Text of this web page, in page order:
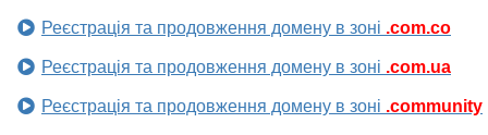
Реєстрація та продовження домену в зоні .com.co
Реєстрація та продовження домену в зоні .com.ua
Реєстрація та продовження домену в зоні .community